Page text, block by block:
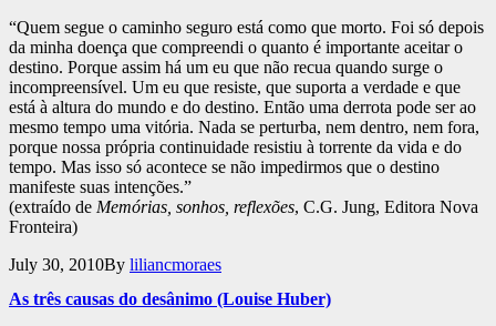
“Quem segue o caminho seguro está como que morto. Foi só depois
da minha doença que compreendi o quanto é importante aceitar o
destino. Porque assim há um eu que não recua quando surge o
incompreensível. Um eu que resiste, que suporta a verdade e que
está à altura do mundo e do destino. Então uma derrota pode ser ao
mesmo tempo uma vitória. Nada se perturba, nem dentro, nem fora,
porque nossa própria continuidade resistiu à torrente da vida e do
tempo. Mas isso só acontece se não impedirmos que o destino
manifeste suas intenções.”
(extraído de Memórias, sonhos, reflexões, C.G. Jung, Editora Nova
Fronteira)
Published
July 30, 2010By liliancmoraes
As três causas do desânimo (Louise Huber)